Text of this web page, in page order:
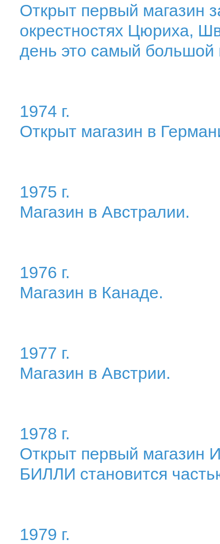
Открыт первый магазин
окрестностях Цюриха,
день это самый
1974 г.
Открыт магазин в
1975 г.
Магазин в Австралии.
1976 г.
Магазин в Канаде.
1977 г.
Магазин в Австрии.
1978 г.
Открыт первый магазин
БИЛЛИ становится
1979 г.